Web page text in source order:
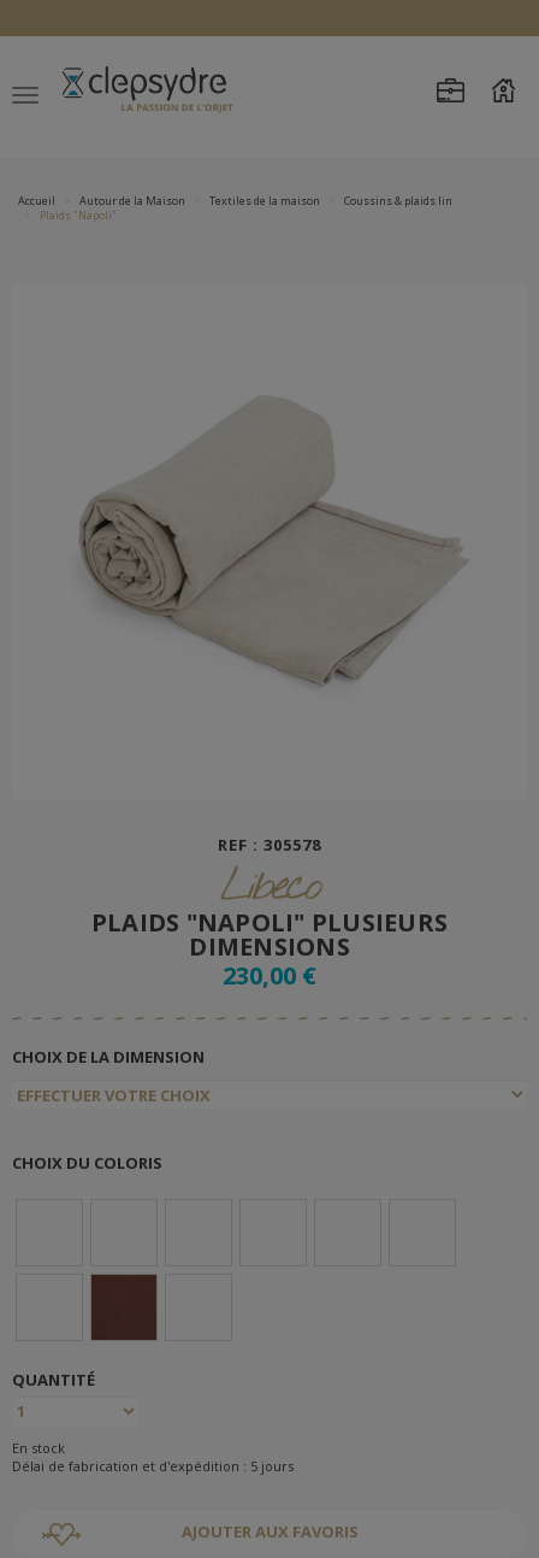
Accueil Autour de la Maison Textiles de la maison
Coussins & plaids lin
Plaids "Napoli"
REF : 305578
Libeco
PLAIDS "NAPOLI" PLUSIEURS
DIMENSIONS
230,00 €
CHOIX DE LA DIMENSION
CHOIX DU COLORIS
QUANTITÉ
En stock
Délai de fabrication et d'expédition : 5 jours
AJOUTER AUX FAVORIS